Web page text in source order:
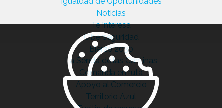
Noticias
Te interesa
Ciberseguridad
Bierzo 2030
La Senda de las Cantinas
Comanda en ruta
Apoyo al Comercio
Territorio Azul